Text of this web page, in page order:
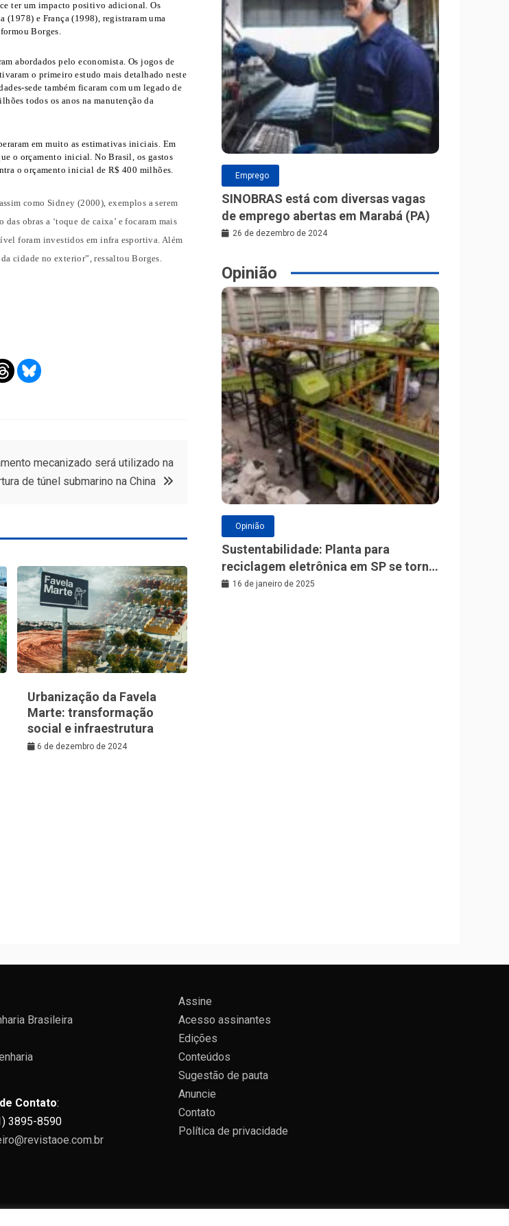
ter um impacto positivo adicional. Os
(1978) e França (1998), registraram uma
Borges.
abordados pelo economista. Os jogos de
o primeiro estudo mais detalhado neste
sede também ficaram com um legado de
todos os anos na manutenção da
em muito as estimativas iniciais. Em
o orçamento inicial. No Brasil, os gastos
o orçamento inicial de R$ 400 milhões.
como Sidney (2000), exemplos a serem
obras a ‘toque de caixa’ e focaram mais
foram investidos em infra esportiva. Além
cidade no exterior”, ressaltou Borges.
mecanizado será utilizado na
de túnel submarino na China
Urbanização da Favela
Marte: transformação
social e infraestrutura
6 de dezembro de 2024
Emprego
SINOBRAS está com diversas vagas
de emprego abertas em Marabá (PA)
26 de dezembro de 2024
Opinião
Opinião
Sustentabilidade: Planta para
reciclagem eletrônica em SP se torna
a maior da América Latina
16 de janeiro de 2025
Brasileira
Contato:
3895-8590
Assine
Acesso assinantes
Edições
Conteúdos
Sugestão de pauta
Anuncie
Contato
Política de privacidade